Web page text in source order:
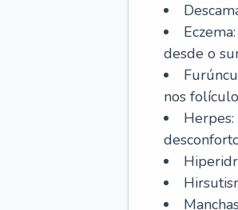
desde o
nos